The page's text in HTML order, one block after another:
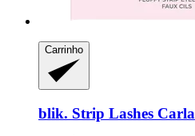
Carrinho
blik. Strip Lashes Carla